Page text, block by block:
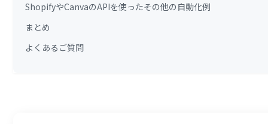
ShopifyやCanvaのAPIを使ったその他の自動化例
まとめ
よくあるご質問